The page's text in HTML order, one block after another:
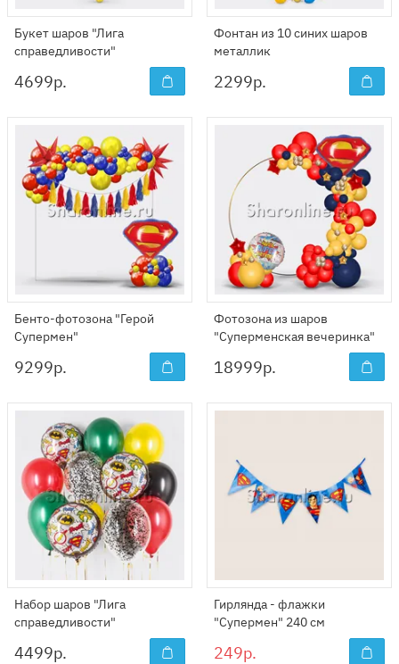
Букет шаров "Лига
справедливости"
4699р.
Фонтан из 10 синих шаров
металлик
2299р.
Бенто-фотозона "Герой
Супермен"
9299р.
Фотозона из шаров
"Суперменская вечеринка"
18999р.
Набор шаров "Лига
справедливости"
4499р.
Гирлянда - флажки
"Супермен" 240 см
249р.